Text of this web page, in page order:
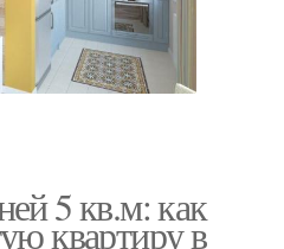
5 кв.м: как
квартиру в